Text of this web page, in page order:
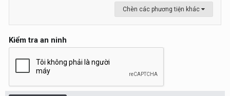
Chèn các phương tiện khác
Kiểm tra an ninh